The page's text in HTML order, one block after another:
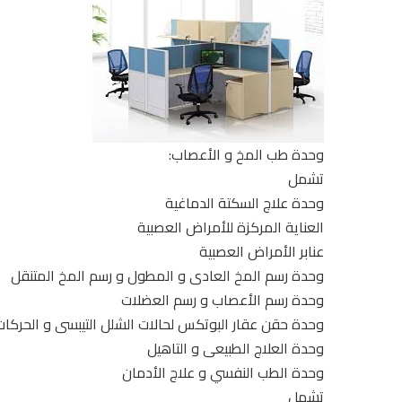
وحدة طب المخ و الأعصاب:
تشمل
وحدة علاج السكتة الدماغية
العناية المركزة للأمراض العصبية
عنابر الأمراض العصبية
وحدة رسم المخ العادى و المطول و رسم المخ المتنقل
وحدة رسم الأعصاب و رسم العضلات
وحدة حقن عقار البوتكس لحالات الشلل التيبسى و الحركات
وحدة العلاج الطبيعى و التاهيل
وحدة الطب النفسي و علاج الأدمان
تشمل